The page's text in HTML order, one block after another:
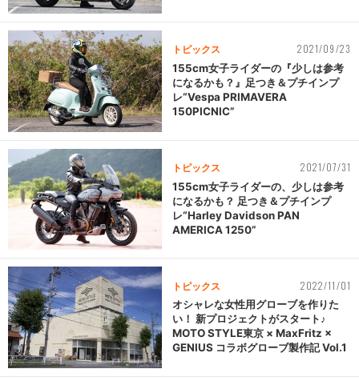
トピックス 2021/09/23
155cm女子ライダーの『少しは参考
になるかも？』足つき＆プチインプ
レ“Vespa PRIMAVERA
150PICNIC”
トピックス 2021/07/31
155cm女子ライダーの、少しは参考
になるかも？ 足つき＆プチインプ
レ“Harley Davidson PAN
AMERICA 1250”
トピックス 2022/11/01
オシャレな女性用グローブを作りた
い！ 新プロジェクトがスタート♪
MOTO STYLE東京 × MaxFritz ×
GENIUS コラボグローブ製作記 Vol.1